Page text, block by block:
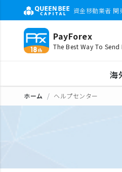
資金移動業者 関
PayForex
The Best Way To Send
海
ホーム ヘルプセンター